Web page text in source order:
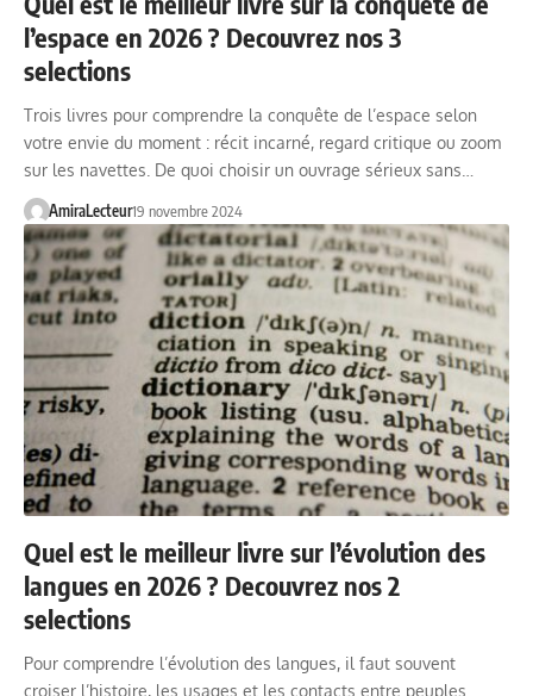
l’espace en 2026 ? Decouvrez nos 3
selections
Trois livres pour comprendre la conquête de l’espace selon
votre envie du moment : récit incarné, regard critique ou zoom
sur les navettes. De quoi choisir un ouvrage sérieux sans…
AmiraLecteur19 novembre 2024
Quel est le meilleur livre sur l’évolution des
langues en 2026 ? Decouvrez nos 2
selections
Pour comprendre l’évolution des langues, il faut souvent
croiser l’histoire, les usages et les contacts entre peuples.